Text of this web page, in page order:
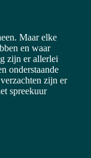
Maar elke
en waar
zijn er allerlei
onderstaande
zijn er
spreekuur